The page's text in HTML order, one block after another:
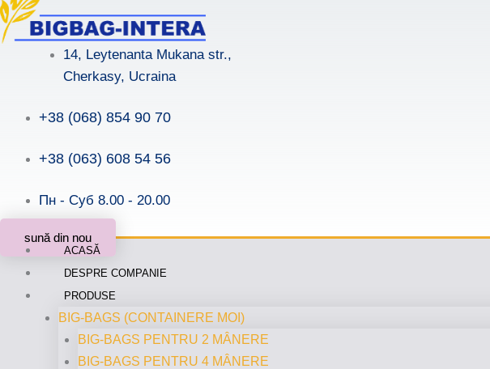
Skip
to
14, Leytenanta Mukana str.,
Cherkasy, Ucraina
+38 (068) 854 90 70
+38 (063) 608 54 56
Пн - Суб 8.00 - 20.00
sună din nou
ACASĂ
DESPRE COMPANIE
PRODUSE
BIG-BAGS (CONTAINERE MOI)
BIG-BAGS PENTRU 2 MÂNERE
BIG-BAGS PENTRU 4 MÂNERE